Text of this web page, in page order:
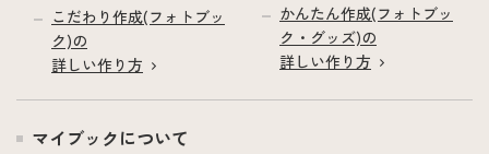
こだわり作成(フォトブッ
ク)の
詳しい作り方
かんたん作成(フォトブッ
ク・グッズ)の
詳しい作り方
マイブックについて